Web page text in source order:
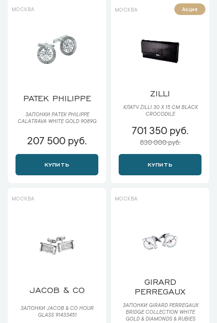
МОСКВА
PATEK PHILIPPE
ЗАПОНКИ PATEK PHILIPPE
CALATRAVA WHITE GOLD 9089G
207 500 руб.
КУПИТЬ
МОСКВА Акция
ZILLI
КЛАТЧ ZILLI 30 Х 15 СМ BLACK
CROCODILE
701 350 руб.
830 000 руб.
КУПИТЬ
МОСКВА
JACOB & CO
ЗАПОНКИ JACOB & CO HOUR
GLASS 91433451
МОСКВА
GIRARD
PERREGAUX
ЗАПОНКИ GIRARD PERREGAUX
BRIDGE COLLECTION WHITE
GOLD & DIAMONDS & RUBIES